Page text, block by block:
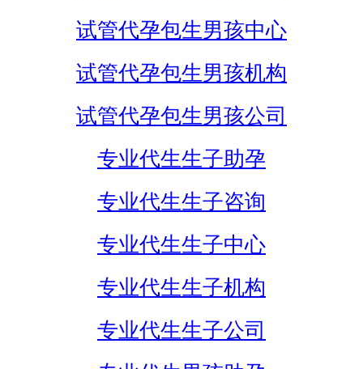
试管代孕包生男孩中心
试管代孕包生男孩机构
试管代孕包生男孩公司
专业代生生子助孕
专业代生生子咨询
专业代生生子中心
专业代生生子机构
专业代生生子公司